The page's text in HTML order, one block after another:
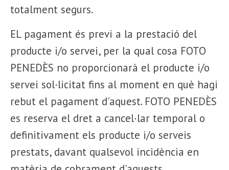
totalment segurs.
EL pagament és previ a la prestació del
producte i/o servei, per la qual cosa FOTO
PENEDÈS no proporcionarà el producte i/o
servei sol·licitat fins al moment en què hagi
rebut el pagament d'aquest. FOTO PENEDÈS
es reserva el dret a cancel·lar temporal o
definitivament els producte i/o serveis
prestats, davant qualsevol incidència en